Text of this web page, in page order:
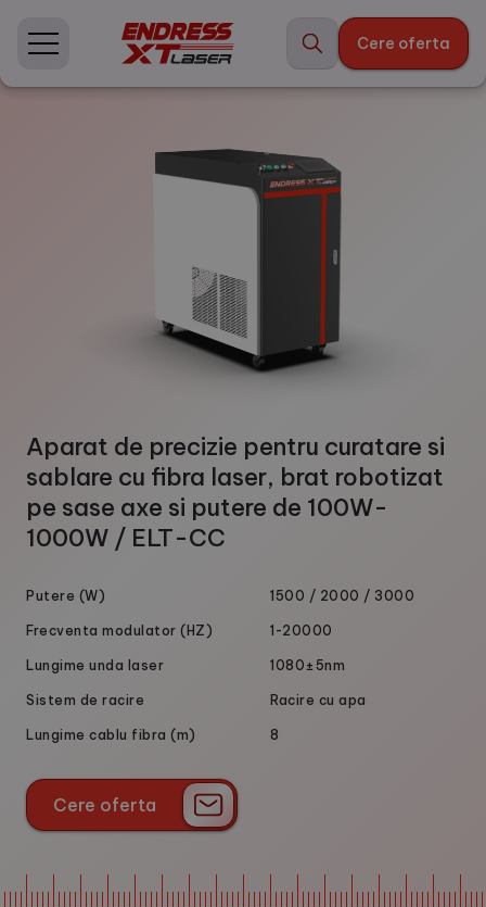
Cere oferta
content
Aparat de precizie pentru curatare si
sablare cu fibra laser, brat robotizat
pe sase axe si putere de 100W-
1000W / ELT-CC
Putere (W) 1500 / 2000 / 3000
Frecventa modulator (HZ) 1-20000
Lungime unda laser 1080±5nm
Sistem de racire Racire cu apa
Lungime cablu fibra (m) 8
Cere oferta
Cere oferta